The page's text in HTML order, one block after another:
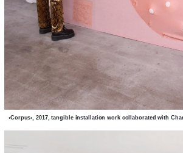
‹Corpus›, 2017, tangible installation work collaborated with